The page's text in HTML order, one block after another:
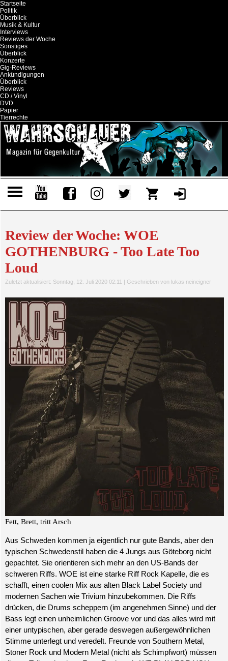
Startseite
Politik
Überblick
Musik & Kultur
Interviews
Reviews der Woche
Sonstiges
Überblick
Konzerte
Gig-Reviews
Ankündigungen
Überblick
Reviews
CD / Vinyl
DVD
Papier
Tierrechte
Review der Woche: WOE
GOTHENBURG - Too Late Too
Loud
Zuletzt aktualisiert: Sonntag, 12. Juli 2020 02:11 | Geschrieben von lukas neineigner
Fett, Brett, tritt Arsch
Aus Schweden kommen ja eigentlich nur gute Bands, aber den
typischen Schwedenstil haben die 4 Jungs aus Göteborg nicht
gepachtet. Sie orientieren sich mehr an den US-Bands der
schweren Riffs. WOE ist eine starke Riff Rock Kapelle, die es
schafft, einen coolen Mix aus alten Black Label Society und
modernen Sachen wie Trivium hinzubekommen. Die Riffs
drücken, die Drums scheppern (im angenehmen Sinne) und der
Bass legt einen unheimlichen Groove vor und das alles wird mit
einer untypischen, aber gerade deswegen außergewöhnlichen
Stimme unterlegt und veredelt. Freunde von Southern Metal,
Stoner Rock und Modern Metal (nicht als Schimpfwort) müssen